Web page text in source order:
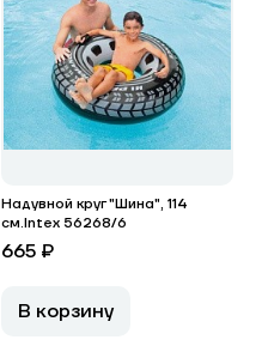
Надувной круг "Шина", 114
см.Intex 56268/6
665 ₽
В корзину